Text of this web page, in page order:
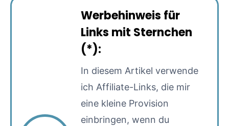
Werbehinweis für
Links mit Sternchen
(*):
In diesem Artikel verwende
ich Affiliate-Links, die mir
eine kleine Provision
einbringen, wenn du